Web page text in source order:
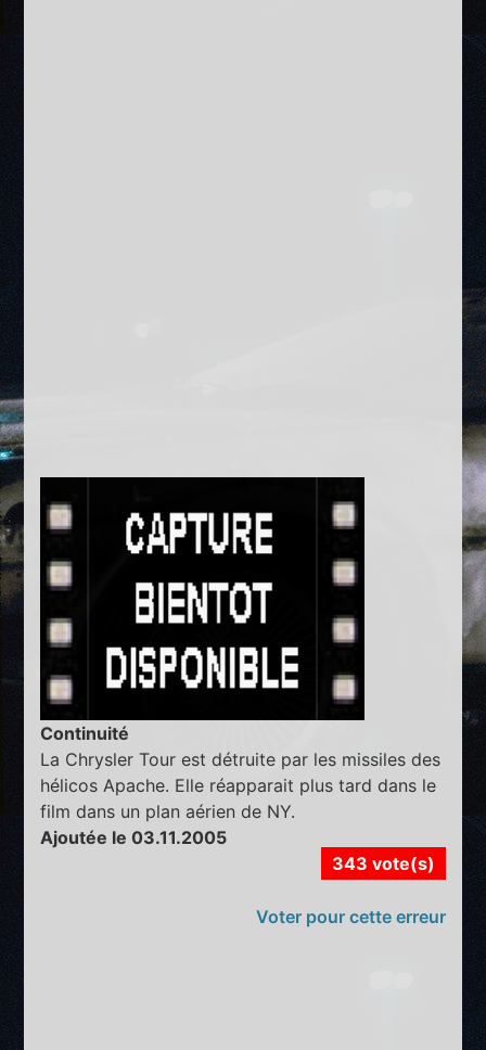
Continuité
La Chrysler Tour est détruite par les missiles des
hélicos Apache. Elle réapparait plus tard dans le
film dans un plan aérien de NY.
Ajoutée le 03.11.2005
343 vote(s)
Voter pour cette erreur